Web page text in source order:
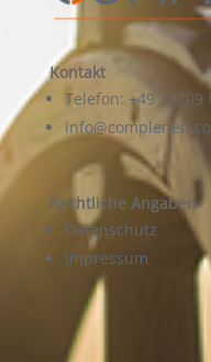
Kontakt
Telefon: +49 33209
info@compleneo-
Rechtliche Angaben
Datenschutz
Impressum